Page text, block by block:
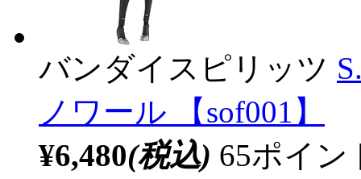
バンダイスピリッツ
ノワール 【sof001】
¥6,480(税込) 65ポイ